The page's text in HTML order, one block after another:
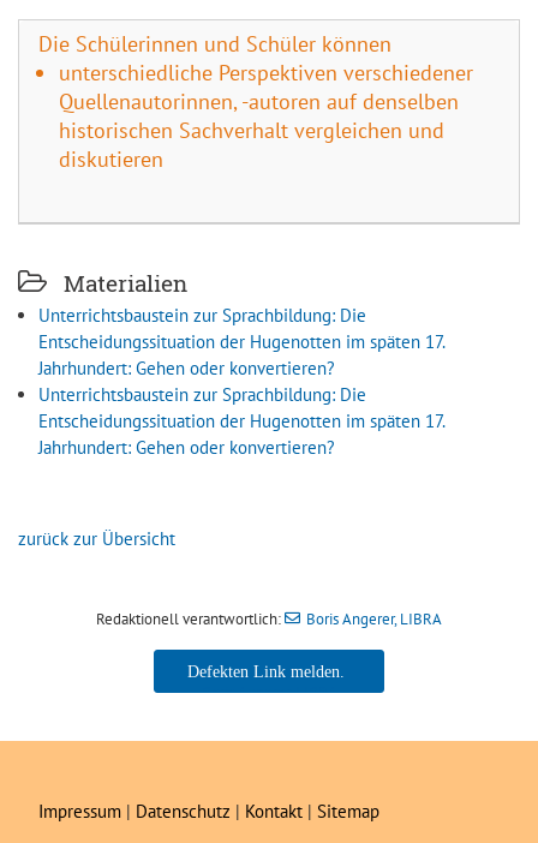
Die Schülerinnen und Schüler können
unterschiedliche Perspektiven verschiedener
Quellenautorinnen, -autoren auf denselben
historischen Sachverhalt vergleichen und
diskutieren
Materialien
Unterrichtsbaustein zur Sprachbildung: Die
Entscheidungssituation der Hugenotten im späten 17.
Jahrhundert: Gehen oder konvertieren?
Unterrichtsbaustein zur Sprachbildung: Die
Entscheidungssituation der Hugenotten im späten 17.
Jahrhundert: Gehen oder konvertieren?
zurück zur Übersicht
Redaktionell verantwortlich: Boris Angerer, LIBRA
Boris Angerer, LIBRA
Impressum | Datenschutz | Kontakt | Sitemap